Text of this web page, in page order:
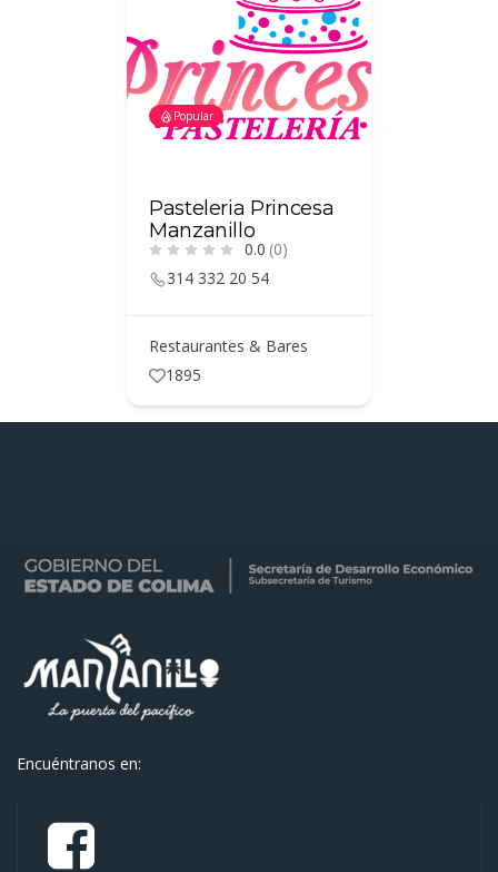
Popular
Pasteleria Princesa
Manzanillo
0.0 (0)
314 332 20 54
Restaurantes & Bares
1895
Encuéntranos en: